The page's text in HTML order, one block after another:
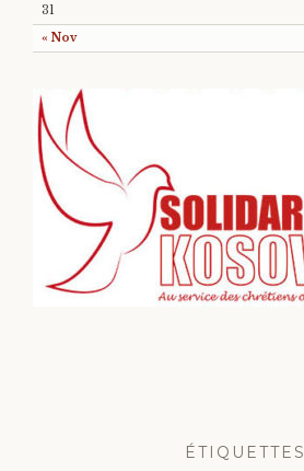
« Nov
31
ÉTIQUETTES